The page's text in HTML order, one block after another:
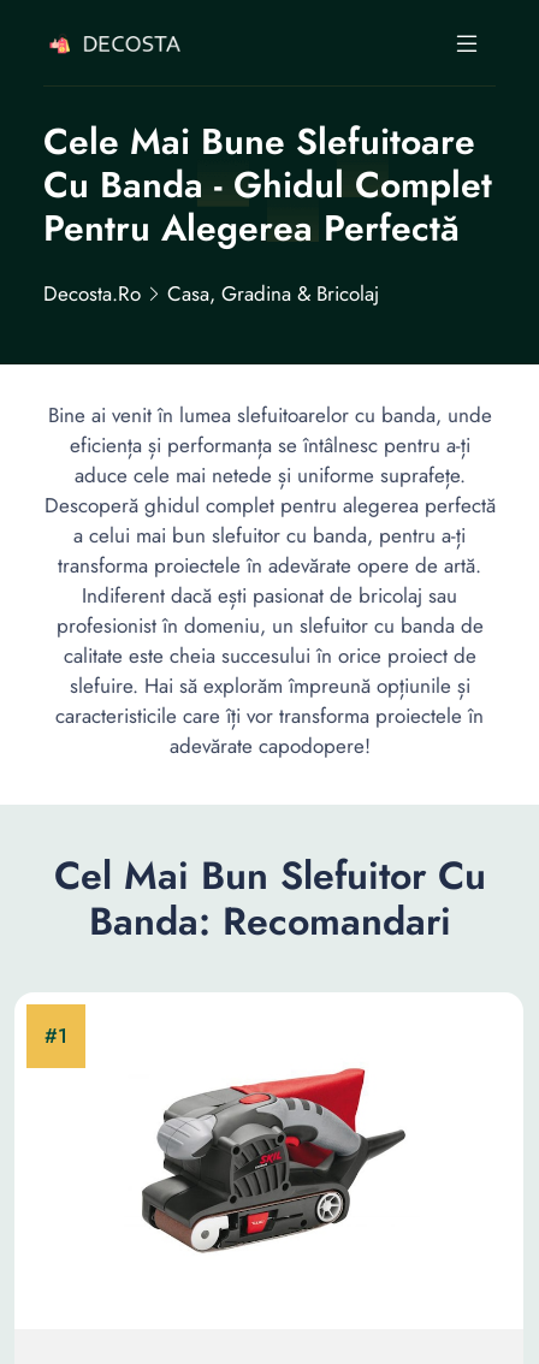
Cele Mai Bune Slefuitoare
Cu Banda - Ghidul Complet
Pentru Alegerea Perfectă
Decosta.ro Casa, Gradina & Bricolaj
Bine ai venit în lumea slefuitoarelor cu banda, unde
eficiența și performanța se întâlnesc pentru a-ți
aduce cele mai netede și uniforme suprafețe.
Descoperă ghidul complet pentru alegerea perfectă
a celui mai bun slefuitor cu banda, pentru a-ți
transforma proiectele în adevărate opere de artă.
Indiferent dacă ești pasionat de bricolaj sau
profesionist în domeniu, un slefuitor cu banda de
calitate este cheia succesului în orice proiect de
slefuire. Hai să explorăm împreună opțiunile și
caracteristicile care îți vor transforma proiectele în
adevărate capodopere!
Cel Mai Bun Slefuitor Cu
Banda: Recomandari